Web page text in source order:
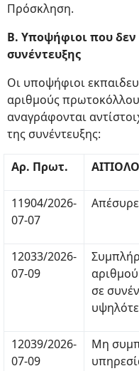
Πρόσκληση.
Β. Υποψήφιοι που δεν
συνέντευξης
Οι υποψήφιοι
αριθμούς
αναγράφονται
της συνέντευξης:
Αρ. Πρωτ.
11904/2026-
07-07
12033/2026-
07-09
σε
12039/2026-
07-09
Μη